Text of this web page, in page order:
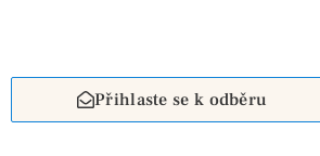
Přihlaste se k odběru